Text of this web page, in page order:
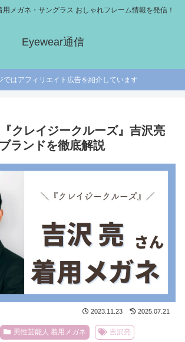
メガネ・サングラス おしゃれフレーム情報を発信！
Eyewear通信
はアフィリエイト広告を紹介しています
クレイジークルーズ』吉沢亮
ランドを徹底解説
2023.11.23 2025.07.21
男性芸能人 着用メガネ 吉沢亮